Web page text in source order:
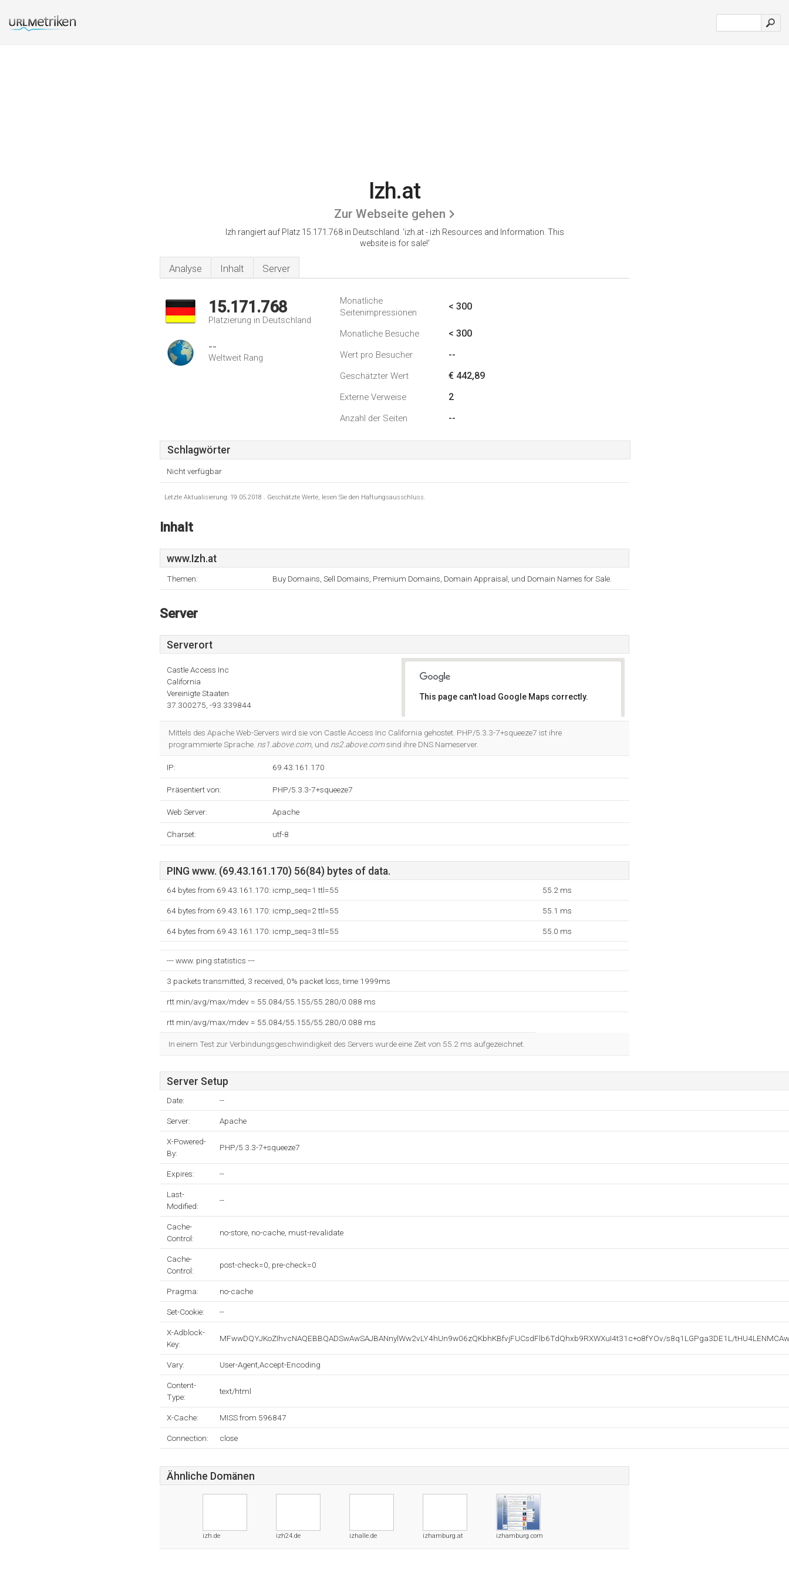
Izh.at
Zur Webseite gehen
Izh rangiert auf Platz 15.171.768 in Deutschland. 'izh.at - izh Resources and Information. This
website is for sale!'
Analyse Inhalt Server
15.171.768
Platzierung in Deutschland
--
Weltweit Rang
Monatliche
Seitenimpressionen
< 300
Monatliche Besuche < 300
Wert pro Besucher --
Geschätzter Wert € 442,89
Externe Verweise 2
Anzahl der Seiten --
Schlagwörter
Nicht verfügbar
Letzte Aktualisierung: 19.05.2018 . Geschätzte Werte, lesen Sie den Haftungsausschluss.
Inhalt
www.Izh.at
Themen: Buy Domains, Sell Domains, Premium Domains, Domain Appraisal, und Domain Names for Sale.
Server
Serverort
Castle Access Inc
California
Vereinigte Staaten
37.300275, -93.339844
This page can't load Google Maps correctly.
Mittels des Apache Web-Servers wird sie von Castle Access Inc California gehostet. PHP/5.3.3-7+squeeze7 ist ihre
programmierte Sprache. ns1.above.com, und ns2.above.comsind ihre DNS Nameserver.
IP: 69.43.161.170
Präsentiert von: PHP/5.3.3-7+squeeze7
Web Server: Apache
Charset: utf-8
PING www. (69.43.161.170) 56(84) bytes of data.
64 bytes from 69.43.161.170: icmp_seq=1 ttl=55 55.2 ms
64 bytes from 69.43.161.170: icmp_seq=2 ttl=55 55.1 ms
64 bytes from 69.43.161.170: icmp_seq=3 ttl=55 55.0 ms
--- www. ping statistics ---
3 packets transmitted, 3 received, 0% packet loss, time 1999ms
rtt min/avg/max/mdev = 55.084/55.155/55.280/0.088 ms
rtt min/avg/max/mdev = 55.084/55.155/55.280/0.088 ms
In einem Test zur Verbindungsgeschwindigkeit des Servers wurde eine Zeit von 55.2 ms aufgezeichnet.
Server Setup
Date: --
Server: Apache
X-Powered-
By:
PHP/5.3.3-7+squeeze7
Expires: --
Last-
Modified:
--
Cache-
Control:
no-store, no-cache, must-revalidate
Cache-
Control:
post-check=0, pre-check=0
Pragma: no-cache
Set-Cookie: --
X-Adblock-
Key:
MFwwDQYJKoZIhvcNAQEBBQADSwAwSAJBANnylWw2vLY4hUn9w06zQKbhKBfvjFUCsdFlb6TdQhxb9RXWXuI4t31c+o8fYOv/s8q1LGPga3DE1L/
Vary: User-Agent,Accept-Encoding
Content-
Type:
text/html
X-Cache: MISS from 596847
Connection: close
Ähnliche Domänen
izh.de izh24.de izhalle.de izhamburg.at izhamburg.com